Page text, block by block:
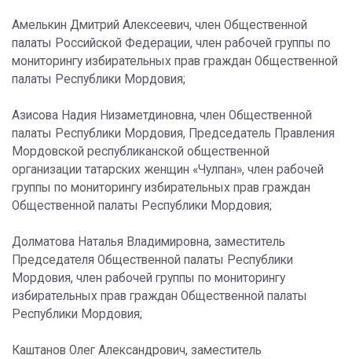
Амелькин Дмитрий Алексеевич, член Общественной
палаты Российской Федерации, член рабочей группы по
мониторингу избирательных прав граждан Общественной
палаты Республики Мордовия;
Азисова Надия Низаметдиновна, член Общественной
палаты Республики Мордовия, Председатель Правления
Мордовской республиканской общественной
организации татарских женщин «Чулпан», член рабочей
группы по мониторингу избирательных прав граждан
Общественной палаты Республики Мордовия;
Долматова Наталья Владимировна, заместитель
Председателя Общественной палаты Республики
Мордовия, член рабочей группы по мониторингу
избирательных прав граждан Общественной палаты
Республики Мордовия;
Каштанов Олег Александрович, заместитель